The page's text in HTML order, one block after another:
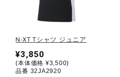
メディカル
コラボ／ライセンス
N-XT Tシャツ ジュニア
¥3,850
(本体価格 ¥3,500)
品番 32JA2920